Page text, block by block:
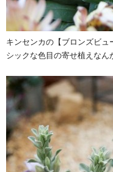
キンセンカの【ブロンズビュ
シックな色目の寄せ植えなん